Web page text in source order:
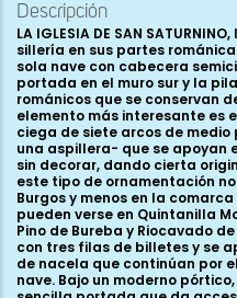
Descripción
LA IGLESIA DE SAN
sillería en sus partes
sola nave con cabecera
portada en el muro sur y la
románicos que se conservan
elemento más interesante es
ciega de siete arcos de
una aspillera- que se apoyan
sin decorar, dando cierta
este tipo de ornamentación
Burgos y menos en la
pueden verse en Quintanilla
Pino de Bureba y Riocavado
con tres filas de billetes y se
de nacela que continúan por
nave. Bajo un moderno